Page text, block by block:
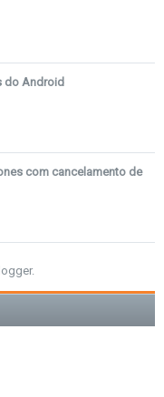
do Android
com cancelamento de
.